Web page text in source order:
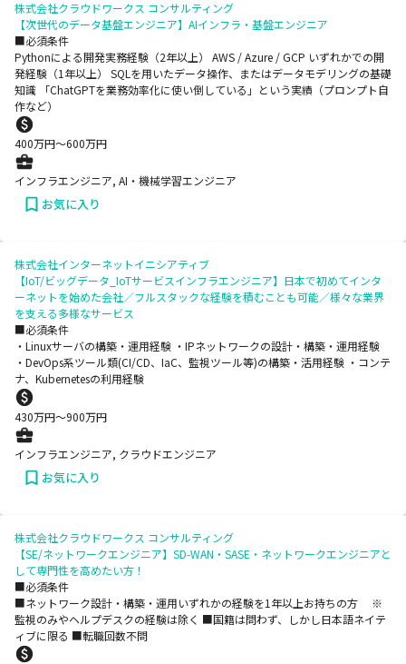
株式会社クラウドワークス コンサルティング
【次世代のデータ基盤エンジニア】AIインフラ・基盤エンジニア
■必須条件
Pythonによる開発実務経験（2年以上） AWS / Azure / GCP いずれかでの開
発経験（1年以上） SQLを用いたデータ操作、またはデータモデリングの基礎
知識 「ChatGPTを業務効率化に使い倒している」という実績（プロンプト自
作など）
400万円〜600万円
インフラエンジニア, AI・機械学習エンジニア
お気に入り
株式会社インターネットイニシアティブ
【IoT/ビッグデータ_IoTサービスインフラエンジニア】日本で初めてインタ
ーネットを始めた会社／フルスタックな経験を積むことも可能／様々な業界
を支える多様なサービス
■必須条件
・Linuxサーバの構築・運用経験 ・IPネットワークの設計・構築・運用経験
・DevOps系ツール類(CI/CD、IaC、監視ツール等)の構築・活用経験 ・コンテ
ナ、Kubernetesの利用経験
430万円〜900万円
インフラエンジニア, クラウドエンジニア
お気に入り
株式会社クラウドワークス コンサルティング
【SE/ネットワークエンジニア】SD-WAN・SASE・ネットワークエンジニアと
して専門性を高めたい方！
■必須条件
■ネットワーク設計・構築・運用いずれかの経験を1年以上お持ちの方 ※
監視のみやヘルプデスクの経験は除く ■国籍は問わず、しかし日本語ネイテ
ィブに限る ■転職回数不問